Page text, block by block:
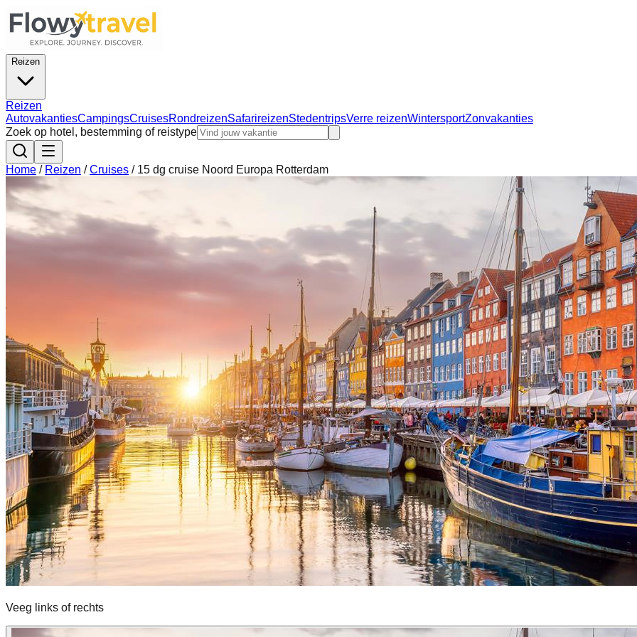
Reizen
Reizen
AutovakantiesCampingsCruisesRondreizenSafarireizenStedentripsVerre reizenWintersportZonvakanties
Zoek op hotel, bestemming of reistype
Home / Reizen /Cruises / 15 dg cruise Noord Europa Rotterdam
Veeg links of rechts